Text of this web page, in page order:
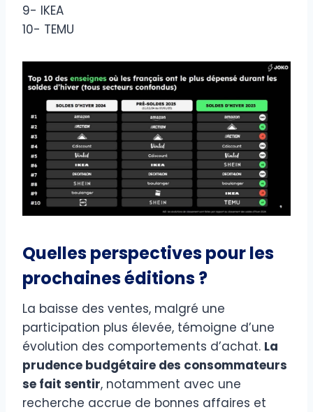
9- IKEA
10- TEMU
Quelles perspectives pour les
prochaines éditions ?
La baisse des ventes, malgré une
participation plus élevée, témoigne d’une
évolution des comportements d’achat. La
prudence budgétaire des consommateurs
se fait sentir, notamment avec une
recherche accrue de bonnes affaires et